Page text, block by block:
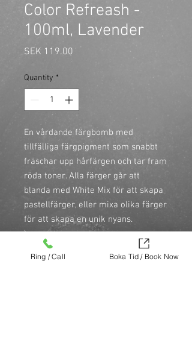
Color Refreash -
100ml, Lavender
SEK 119.00
Quantity *
En vårdande färgbomb med
tillfälliga färgpigment som snabbt
fräschar upp hårfärgen och tar fram
röda toner. Alla färger går att
blanda med White Mix för att skapa
pastellfärger, eller mixa olika färger
för att skapa en unik nyans.
\n
Colour Guard Complex
Ring / Call Boka Tid / Book Now